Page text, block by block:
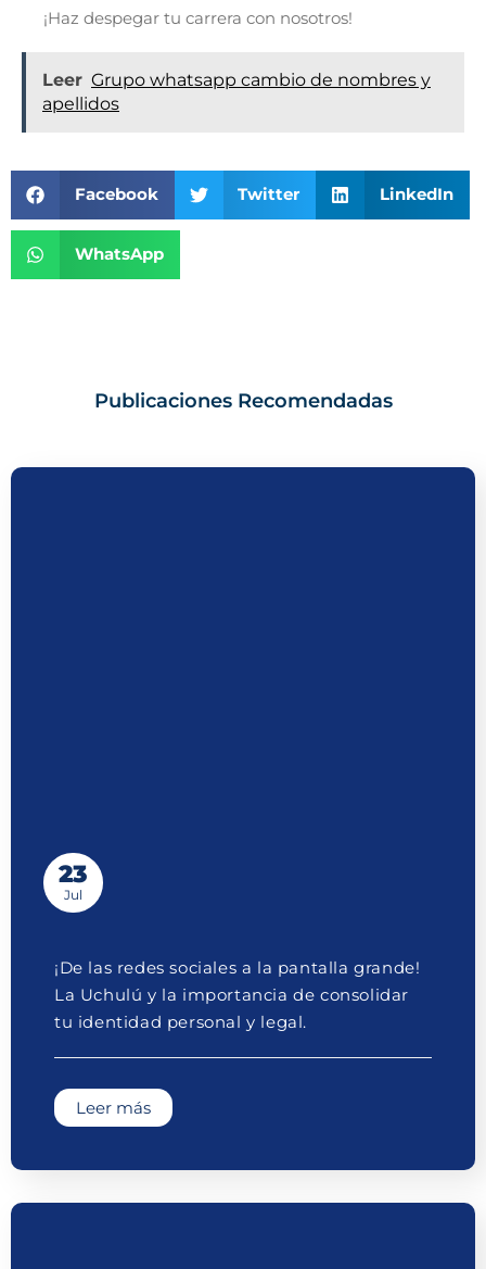
¡Haz despegar tu carrera con nosotros!
Leer Grupo whatsapp cambio de nombres y
apellidos
Facebook Twitter LinkedIn
WhatsApp
Publicaciones Recomendadas
23
Jul
¡De las redes sociales a la pantalla grande!
La Uchulú y la importancia de consolidar
tu identidad personal y legal.
Leer más